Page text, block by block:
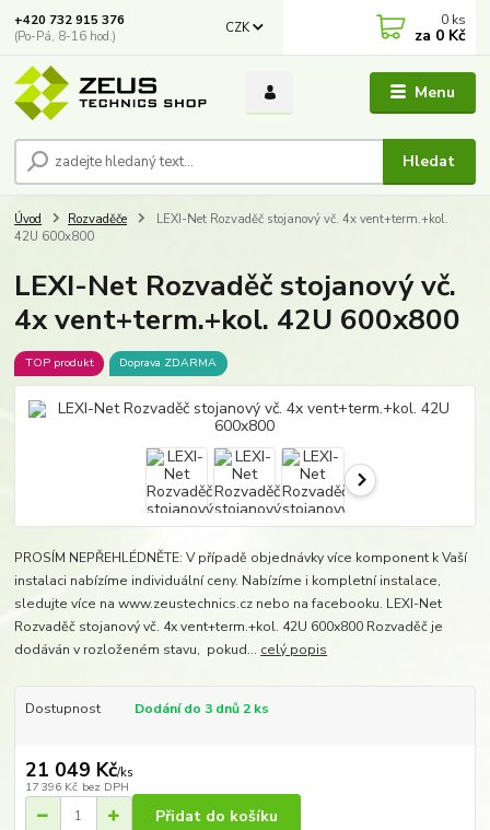
Menu
CZK
Hledat
+420 732 915 376
(Po-Pá, 8-16 hod.)
0 ks
za 0 Kč
Úvod Rozvaděče
LEXI-Net Rozvaděč stojanový vč. 4x vent+term.+kol.
42U 600x800
LEXI-Net Rozvaděč stojanový vč.
4x vent+term.+kol. 42U 600x800
TOP produkt Doprava ZDARMA
PROSÍM NEPŘEHLÉDNĚTE: V případě objednávky více komponent k Vaší
instalaci nabízíme individuální ceny. Nabízíme i kompletní instalace,
sledujte více na www.zeustechnics.cz nebo na facebooku. LEXI-Net
Rozvaděč stojanový vč. 4x vent+term.+kol. 42U 600x800 Rozvaděč je
dodáván v rozloženém stavu, pokud... celý popis
Dostupnost Dodání do 3 dnů 2 ks
21 049 Kč/ks
17 396 Kč bez DPH
Přidat do košíku